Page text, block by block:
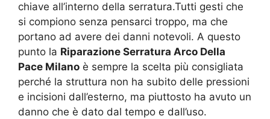
chiave all’interno della serratura.Tutti gesti che
si compiono senza pensarci troppo, ma che
portano ad avere dei danni notevoli. A questo
punto la Riparazione Serratura Arco Della
Pace Milano è sempre la scelta più consigliata
perché la struttura non ha subito delle pressioni
e incisioni dall’esterno, ma piuttosto ha avuto un
danno che è dato dal tempo e dall’uso.